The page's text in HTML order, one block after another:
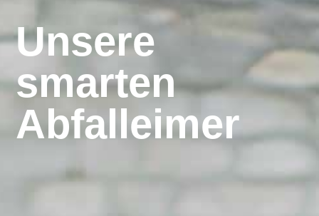
Unsere
smarten
Abfalleimer